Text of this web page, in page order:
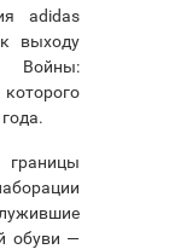
adidas
выходу
Войны:
границы
обуви —